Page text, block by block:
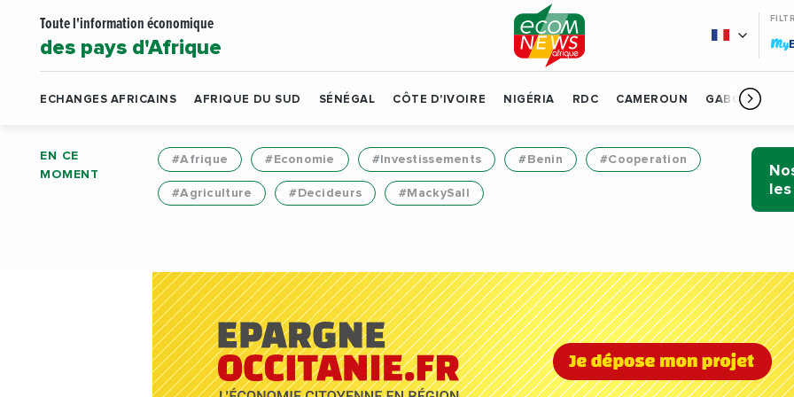
Toute l'information économique
des pays d'Afrique My
ECHANGES AFRICAINS AFRIQUE DU SUD SÉNÉGAL CÔTE D'IVOIRE NIGÉRIA RDC CAMEROUN GABON
EN CE
MOMENT
#Afrique #Economie #Investissements #Benin #Cooperation
#Agriculture #Decideurs #MackySall